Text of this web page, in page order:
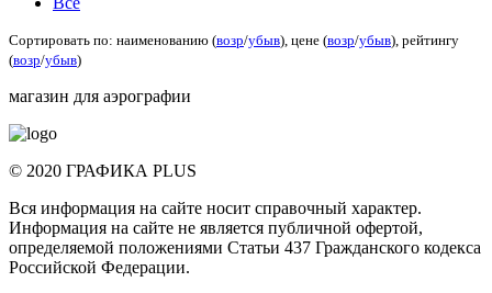
Сортировать по: наименованию (возр/убыв), цене (возр/убыв), рейтингу
(возр/убыв)
магазин для аэрографии
© 2020 ГРАФИКА PLUS
Вся информация на сайте носит справочный характер.
Информация на сайте не является публичной офертой,
определяемой положениями Статьи 437 Гражданского кодекса
Российской Федерации.